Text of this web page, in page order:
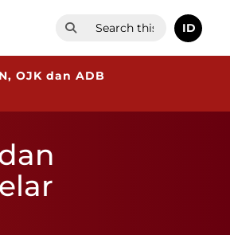
ID
OJK dan ADB